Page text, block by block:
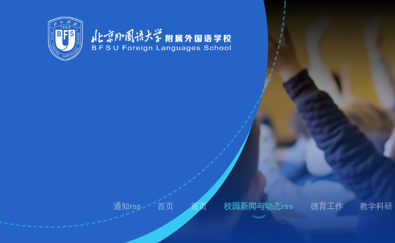
通知rss 首页 首页 校园新闻与动态rss 德育工作 教学科研